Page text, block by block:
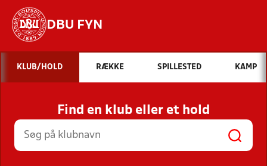
DBU FYN
Hvad vil du søge efter?
INDHOLD OG NYHEDER
STILLINGER, RESULTATER, KLUBBER OG
HOLD
KLUB/HOLD RÆKKE SPILLESTED KAMP
Find en klub eller et hold